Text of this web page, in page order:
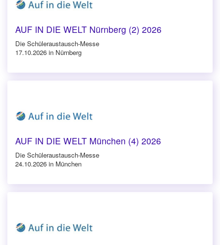
AUF IN DIE WELT Nürnberg (2) 2026
Die Schüleraustausch-Messe
17.10.2026 in Nürnberg
AUF IN DIE WELT München (4) 2026
Die Schüleraustausch-Messe
24.10.2026 in München